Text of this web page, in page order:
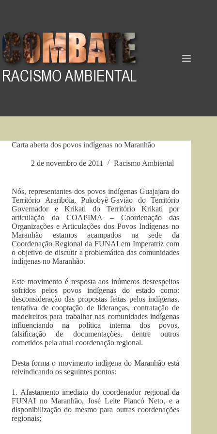
Carta aberta dos povos indígenas no Maranhão
2 de novembro de 2011 Racismo Ambiental
Nós, representantes dos povos indígenas Guajajara do
Território Araribóia, Pukobyê-Gavião do Território
Governador e Krikati do Território Krikati por
articulação da COAPIMA – Coordenação das
Organizações e Articulações dos Povos Indígenas no
Maranhão estamos acampados na sede da
Coordenação Regional da FUNAI em Imperatriz com
o objetivo de discutir a problemática das comunidades
indígenas no Maranhão.
Este movimento é resposta aos inúmeros desrespeitos
sofridos pelos povos indígenas do estado como:
desconsideração das propostas feitas pelos indígenas,
tentativa de cooptação de lideranças, contratação de
madeireiros para trabalhar nas comunidades indígenas
influenciando na política interna dos povos,
falsificação de documentações, dentre outros
cometidos pela atual coordenação regional.
Desta forma o movimento indígena do Maranhão está
reivindicando os seguintes pontos:
1. Afastamento imediato do coordenador regional da
FUNAI no Maranhão, José Leite Piancó Neto, e a
disponibilização do mesmo para outras coordenações
regionais;